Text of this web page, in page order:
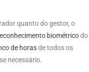
quanto do gestor, o
biométricodo
de horasde todos os
necessário.